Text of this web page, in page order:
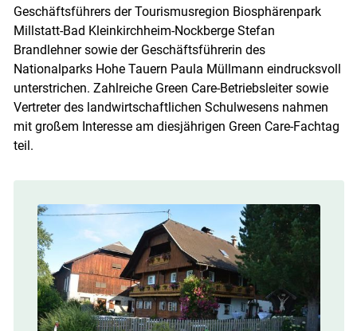
Geschäftsführers der Tourismusregion Biosphärenpark
Millstatt-Bad Kleinkirchheim-Nockberge Stefan
Brandlehner sowie der Geschäftsführerin des
Nationalparks Hohe Tauern Paula Müllmann eindrucksvoll
unterstrichen. Zahlreiche Green Care-Betriebsleiter sowie
Vertreter des landwirtschaftlichen Schulwesens nahmen
mit großem Interesse am diesjährigen Green Care-Fachtag
teil.